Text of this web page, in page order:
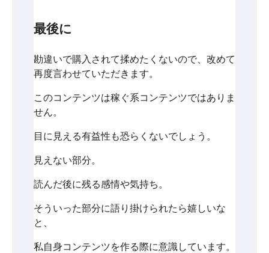
最後に
勘違いで購入されて揉めたくないので、改めて
再度言わせていただきます。
このコンテンツは稼ぐ系コンテンツではありま
せん。
目に見える有益性も恐らくないでしょう。
見えない部分。
読んだ後に残る感情や気持ち。
そういった部分に語り掛けられたら嬉しいな
と、
私自身コンテンツを作る際に意識しています。